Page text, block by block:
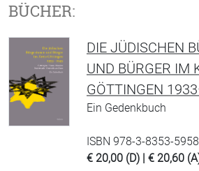
BÜCHER:
DIE JÜDISCHEN
UND BÜRGER IM
GÖTTINGEN
Ein Gedenkbuch
ISBN 978-3-8353-
€ 20,00 (D) | € 20,60